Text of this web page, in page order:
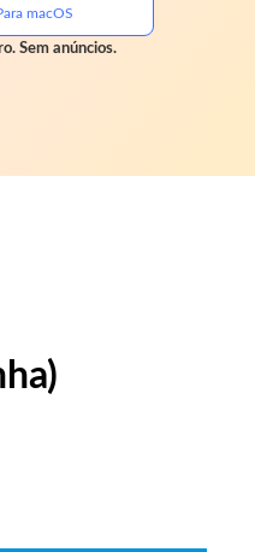
macOS
Sem anúncios.